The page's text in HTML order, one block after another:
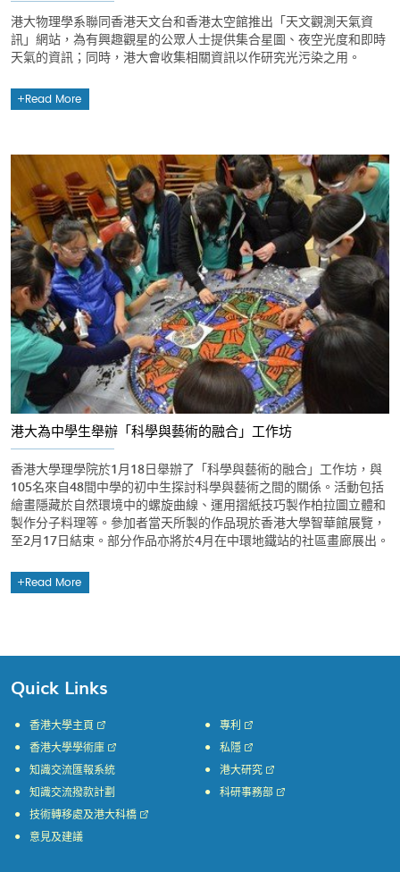
港大物理學系聯同香港天文台和香港太空館推出「天文觀測天氣資
訊」網站，為有興趣觀星的公眾人士提供集合星圖、夜空光度和即時
天氣的資訊；同時，港大會收集相關資訊以作研究光污染之用。
Read More
港大為中學生舉辦「科學與藝術的融合」工作坊
香港大學理學院於1月18日舉辦了「科學與藝術的融合」工作坊，與
105名來自48間中學的初中生探討科學與藝術之間的關係。活動包括
繪畫隱藏於自然環境中的螺旋曲線、運用摺紙技巧製作柏拉圖立體和
製作分子料理等。參加者當天所製的作品現於香港大學智華館展覽，
至2月17日結束。部分作品亦將於4月在中環地鐵站的社區畫廊展出。
Read More
Quick Links
香港大學主頁
香港大學學術庫
知識交流匯報系統
知識交流撥款計劃
專利
私隱
港大研究
科研事務部
技術轉移處及港大科橋
意見及建議